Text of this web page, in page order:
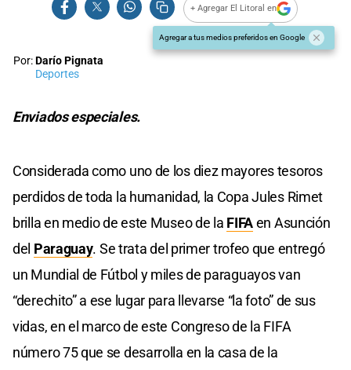
+ Agregar El Litoral en
Agregar a tus medios preferidos en Google
Por:Darío Pignata
Deportes
Enviados especiales.
Considerada como uno de los diez mayores tesoros
perdidos de toda la humanidad, la Copa Jules Rimet
brilla en medio de este Museo de la FIFAen Asunción
del Paraguay. Se trata del primer trofeo que entregó
un Mundial de Fútbol y miles de paraguayos van
“derechito” a ese lugar para llevarse “la foto” de sus
vidas, en el marco de este Congreso de la FIFA
número 75 que se desarrolla en la casa de la